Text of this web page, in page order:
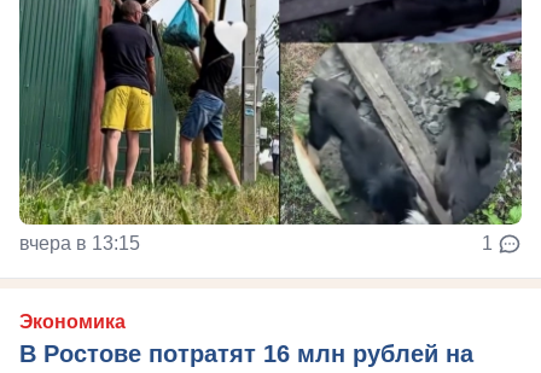
вчера в 13:15 1
Экономика
В Ростове потратят 16 млн рублей на